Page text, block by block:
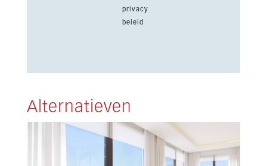
privacy
beleid
Alternatieven